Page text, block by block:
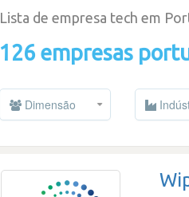
Lista de empresa tech em
126 empresas
Dimensão